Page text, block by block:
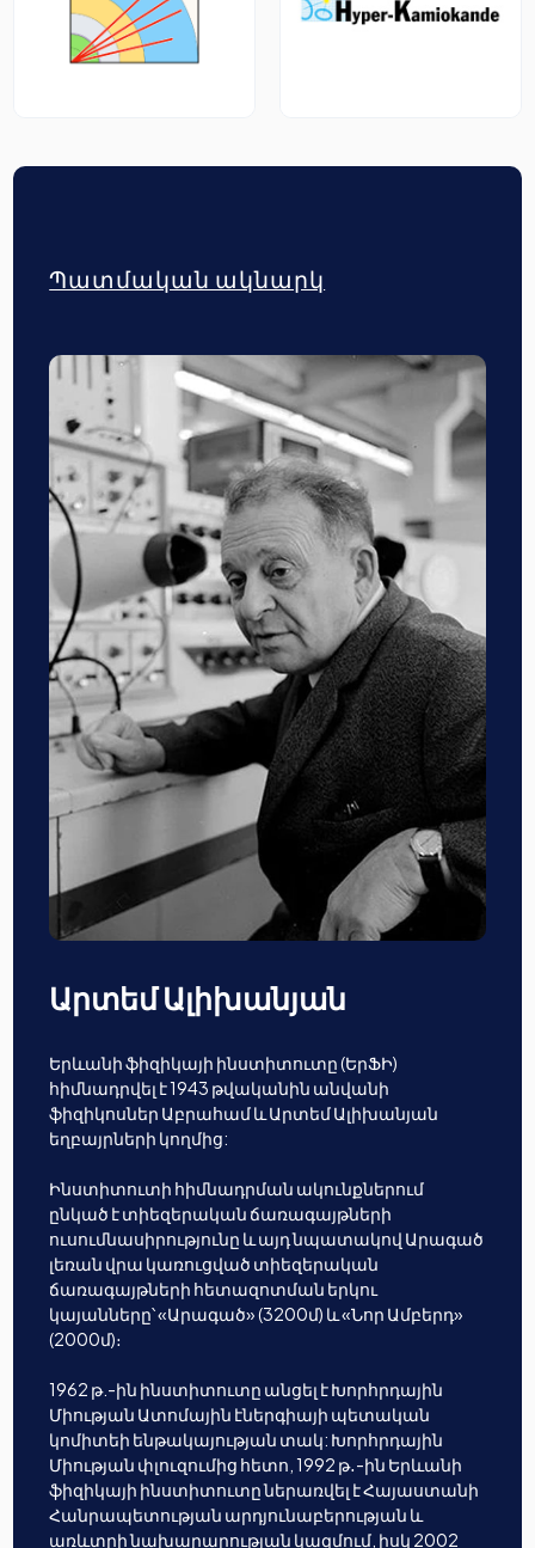
Պատմական ակնարկ
Արտեմ Ալիխանյան
Երևանի ֆիզիկայի ինստիտուտը (ԵրՖԻ)
հիմնադրվել է 1943 թվականին անվանի
ֆիզիկոսներ Աբրահամ և Արտեմ Ալիխանյան
եղբայրների կողմից:
Ինստիտուտի հիմնադրման ակունքներում
ընկած է տիեզերական ճառագայթների
ուսումնասիրությունը և այդ նպատակով Արագած
լեռան վրա կառուցված տիեզերական
ճառագայթների հետազոտման երկու
կայանները՝ «Արագած» (3200մ) և «Նոր Ամբերդ»
(2000մ)։
1962 թ.-ին ինստիտուտը անցել է Խորհրդային
Միության Ատոմային էներգիայի պետական
կոմիտեի ենթակայության տակ: Խորհրդային
Միության փլուզումից հետո, 1992 թ․-ին Երևանի
ֆիզիկայի ինստիտուտը ներառվել է Հայաստանի
Հանրապետության արդյունաբերության և
առևտրի նախարարության կազմում, իսկ 2002